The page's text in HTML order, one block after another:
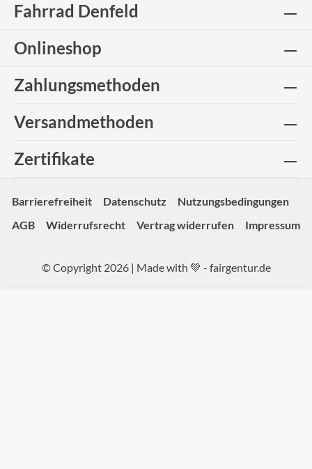
Fahrrad Denfeld
Onlineshop
Zahlungsmethoden
Versandmethoden
Zertifikate
Barrierefreiheit Datenschutz
Nutzungsbedingungen
AGB
Widerrufsrecht Vertrag widerrufen Impressum
© Copyright 2026 | Made with 💚 - fairgentur.de